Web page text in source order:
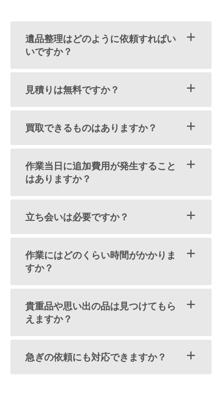
遺品整理はどのように依頼すればい
いですか？
見積りは無料ですか？
買取できるものはありますか？
作業当日に追加費用が発生すること
はありますか？
立ち会いは必要ですか？
作業にはどのくらい時間がかかりま
すか？
貴重品や思い出の品は見つけてもら
えますか？
急ぎの依頼にも対応できますか？